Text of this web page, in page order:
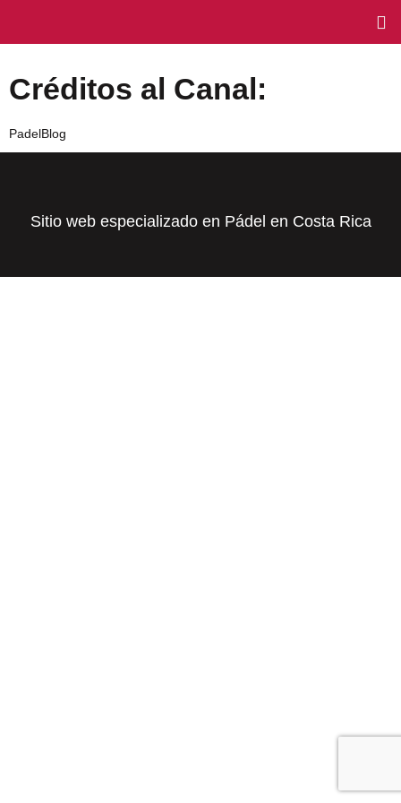
Créditos al Canal:
PadelBlog
Sitio web especializado en Pádel en Costa Rica